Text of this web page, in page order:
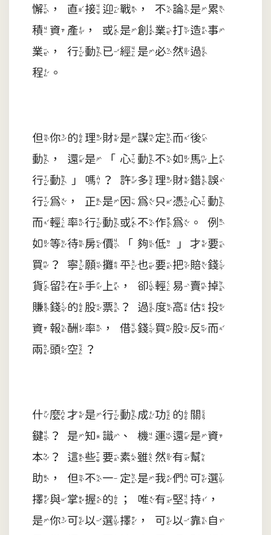
懈，直接迎戰，不論是累
積資產，或是創業打造事
業，行動已經是必然過
程。
但你的理財是謀定而後
動，還是「心動不如馬上
行動」嗎？許多理財錯誤
行為，正是因為只憑心動
而輕率行動或不作為。例
如等待房價「夠低」才要
買？寧願攤平也要把賠錢
貨留在手上，卻輕易賣掉
賺錢的股票？過度高估投
資報酬率，借錢買股反而
兩頭空？
什麼才是行動成功的關
鍵？是知識、機運還是資
本？這些要素雖然有幫
助，但不一定是我們可選
擇與掌握的；唯有堅持，
是你可以選擇，可以靠自